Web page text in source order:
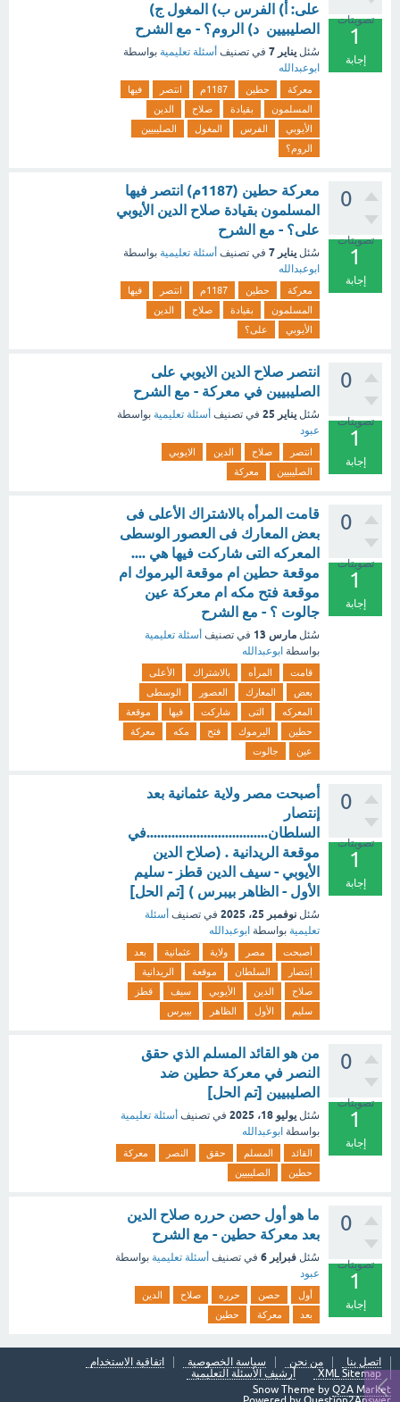
تصويتات
1
إجابة
على: أ) الفرس ب) المغول ج)
الصليبيين د) الروم؟ - مع الشرح
سُئل يناير 7 في تصنيف أسئلة تعليمية بواسطة
ابوعبدالله
معركة حطين 1187م انتصر
فيها
المسلمون
بقيادة صلاح
الدين
الأيوبي
الفرس المغول
الصليبيين
الروم؟
0
تصويتات
1
إجابة
معركة حطين (1187م) انتصر فيها
المسلمون بقيادة صلاح الدين الأيوبي
على؟ - مع الشرح
سُئل يناير 7 في تصنيف أسئلة تعليمية بواسطة
ابوعبدالله
معركة حطين 1187م انتصر
فيها
المسلمون
بقيادة صلاح
الدين
الأيوبي
على؟
0
تصويتات
1
إجابة
انتصر صلاح الدين الايوبي على
الصليبيين في معركة - مع الشرح
سُئل يناير 25 في تصنيف أسئلة تعليمية بواسطة
عبود
انتصر صلاح الدين
الايوبي
الصليبيين
معركة
0
تصويتات
1
إجابة
قامت المرأه بالاشتراك الأعلى فى
بعض المعارك فى العصور الوسطى
المعركه التى شاركت فيها هي ....
موقعة حطين ام موقعة اليرموك ام
موقعة فتح مكه ام معركة عين
جالوت ؟ - مع الشرح
سُئل مارس 13 في تصنيف أسئلة تعليمية
بواسطة ابوعبدالله
قامت المرأه بالاشتراك
الأعلى
بعض
المعارك العصور
الوسطى
المعركه
التى شاركت فيها
موقعة
حطين
اليرموك فتح مكه
معركة
عين
جالوت
0
تصويتات
1
إجابة
أصبحت مصر ولاية عثمانية بعد
إنتصار
السلطان..................................في
موقعة الريدانية . (صلاح الدين
الأيوبي - سيف الدين قطز - سليم
الأول - الظاهر بيبرس ) [تم الحل]
سُئل نوفمبر 25، 2025 في تصنيف أسئلة
تعليمية بواسطة ابوعبدالله
أصبحت مصر ولاية عثمانية
بعد
إنتصار
السلطان موقعة
الريدانية
صلاح
الدين الأيوبي سيف
قطز
سليم
الأول الظاهر بيبرس
0
تصويتات
1
إجابة
من هو القائد المسلم الذي حقق
النصر في معركة حطين ضد
الصليبيين [تم الحل]
سُئل يوليو 18، 2025 في تصنيف أسئلة تعليمية
بواسطة ابوعبدالله
القائد المسلم حقق النصر
معركة
حطين
الصليبيين
0
تصويتات
1
إجابة
ما هو أول حصن حرره صلاح الدين
بعد معركة حطين - مع الشرح
سُئل فبراير 6 في تصنيف أسئلة تعليمية بواسطة
عبود
أول حصن حرره صلاح
الدين
بعد
معركة حطين
اتصل بنا من نحن سياسة الخصوصية
اتفاقية الاستخدام
XML Sitemap
أرشيف الأسئلة التعليمية
Snow Theme by Q2A Market